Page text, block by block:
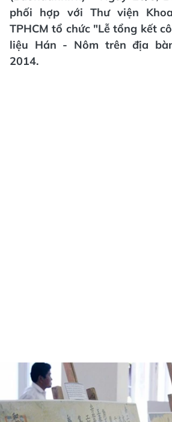
phối hợp với Thư viện
TPHCM tổ chức "Lễ tổng kết
liệu Hán - Nôm trên địa
2014.